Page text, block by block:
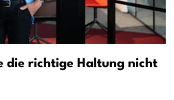
die richtige Haltung nicht